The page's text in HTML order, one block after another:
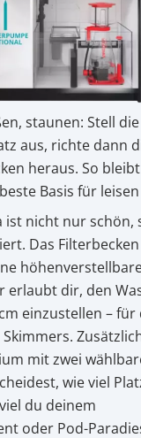
staunen: Stell
aus, richte dann
heraus. So
Basis für
ist nicht nur schön,
Das
erlaubt dir, den
einzustellen –
mit zwei
wie viel
du deinem
oder Pod-